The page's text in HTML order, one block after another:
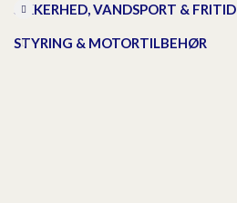
SIKKERHED, VANDSPORT & FRITID
STYRING & MOTORTILBEHØR